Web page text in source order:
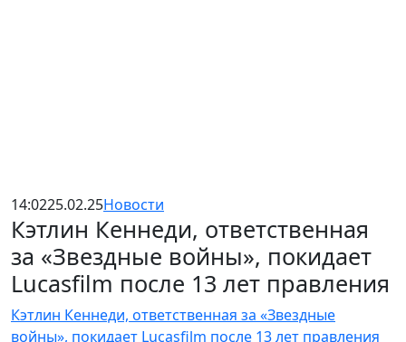
14:0225.02.25Новости
Кэтлин Кеннеди, ответственная
за «Звездные войны», покидает
Lucasfilm после 13 лет правления
Кэтлин Кеннеди, ответственная за «Звездные
войны», покидает Lucasfilm после 13 лет правления